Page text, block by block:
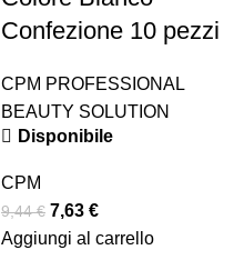
Confezione 10 pezzi
CPM PROFESSIONAL
BEAUTY SOLUTION
Disponibile
CPM
9,44€ 7,63 €
Aggiungi al carrello